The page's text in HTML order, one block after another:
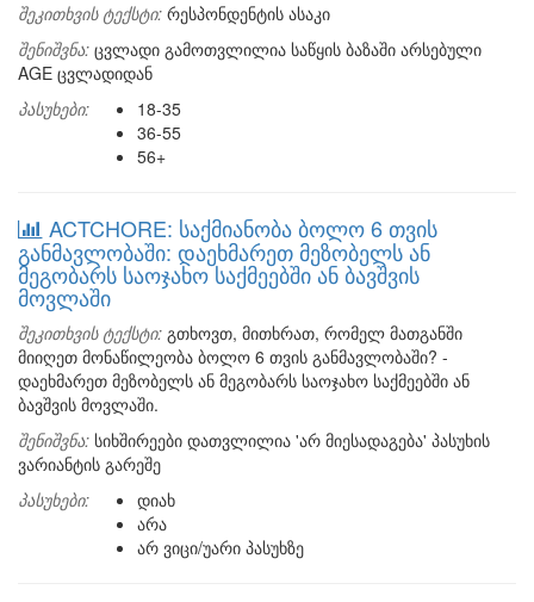
შეკითხვის ტექსტი: რესპონდენტის ასაკი
შენიშვნა: ცვლადი გამოთვლილია საწყის ბაზაში არსებული
AGE ცვლადიდან
პასუხები:
18-35
36-55
56+
ACTCHORE: საქმიანობა ბოლო 6 თვის
განმავლობაში: დაეხმარეთ მეზობელს ან
მეგობარს საოჯახო საქმეებში ან ბავშვის
მოვლაში
შეკითხვის ტექსტი: გთხოვთ, მითხრათ, რომელ მათგანში
მიიღეთ მონაწილეობა ბოლო 6 თვის განმავლობაში? -
დაეხმარეთ მეზობელს ან მეგობარს საოჯახო საქმეებში ან
ბავშვის მოვლაში.
შენიშვნა: სიხშირეები დათვლილია 'არ მიესადაგება' პასუხის
ვარიანტის გარეშე
პასუხები:
დიახ
არა
არ ვიცი/უარი პასუხზე